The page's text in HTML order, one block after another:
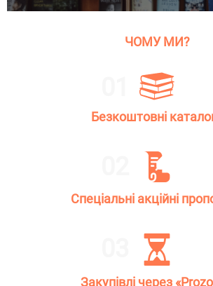
ЧОМУ МИ?
Безкоштовні
Спеціальні акційні
Закупівлі через